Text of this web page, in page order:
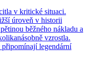
v kritické situaci.
úroveň v historii
běžného nákladu a
vzrostla.
připomínají legendární